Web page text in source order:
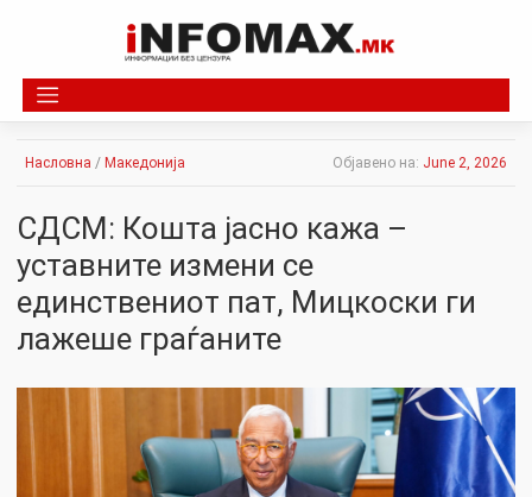
Насловна / Македонија Објавено на: June 2, 2026
СДСМ: Кошта јасно кажа –
уставните измени се
единствениот пат, Мицкоски ги
лажеше граѓаните